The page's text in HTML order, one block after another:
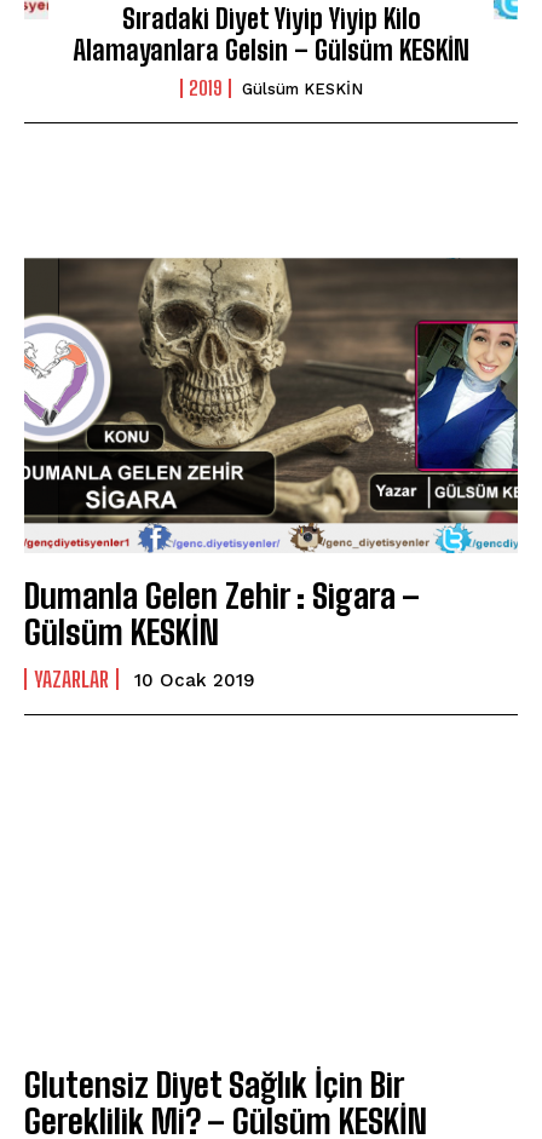
Sıradaki Diyet Yiyip Yiyip Kilo
Alamayanlara Gelsin – Gülsüm KESKİN
2019 Gülsüm KESKİN
Dumanla Gelen Zehir : Sigara –
Gülsüm KESKİN
YAZARLAR 10 Ocak 2019
Glutensiz Diyet Sağlık İçin Bir
Gereklilik Mi? – Gülsüm KESKİN